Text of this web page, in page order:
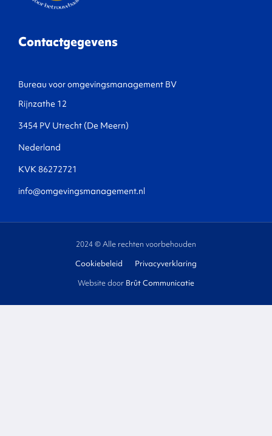
Contactgegevens
Bureau voor omgevingsmanagement BV
Rijnzathe 12
3454 PV Utrecht (De Meern)
Nederland
KVK 86272721
info@omgevingsmanagement.nl
2024 © Alle rechten voorbehouden
Cookiebeleid
Privacyverklaring
Website door Brût Communicatie